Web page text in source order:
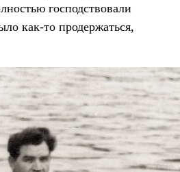
господствовали
как-то продержаться,